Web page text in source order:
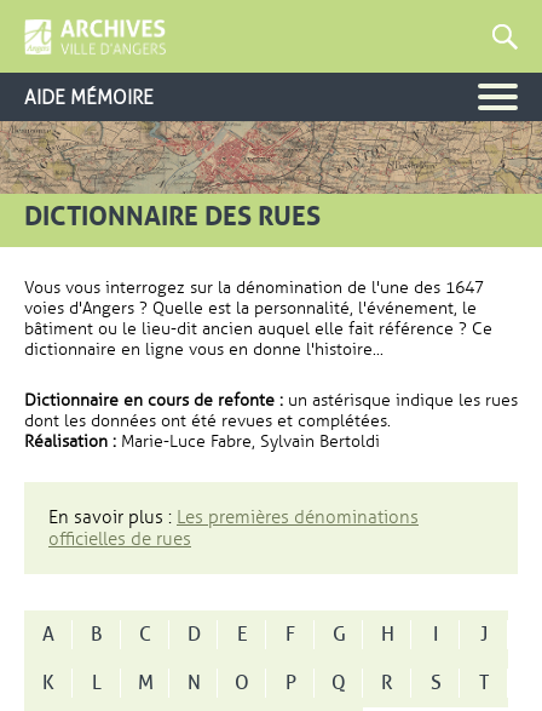
AIDE MÉMOIRE
DICTIONNAIRE DES RUES
Vous vous interrogez sur la dénomination de l'une des 1647
voies d'Angers ? Quelle est la personnalité, l'événement, le
bâtiment ou le lieu-dit ancien auquel elle fait référence ? Ce
dictionnaire en ligne vous en donne l'histoire...
Dictionnaire en cours de refonte : un astérisque indique les rues
dont les données ont été revues et complétées.
Réalisation : Marie-Luce Fabre, Sylvain Bertoldi
En savoir plus : Les premières dénominations
officielles de rues
A B C D E F G H I
J
K
L M N O P Q R S
T